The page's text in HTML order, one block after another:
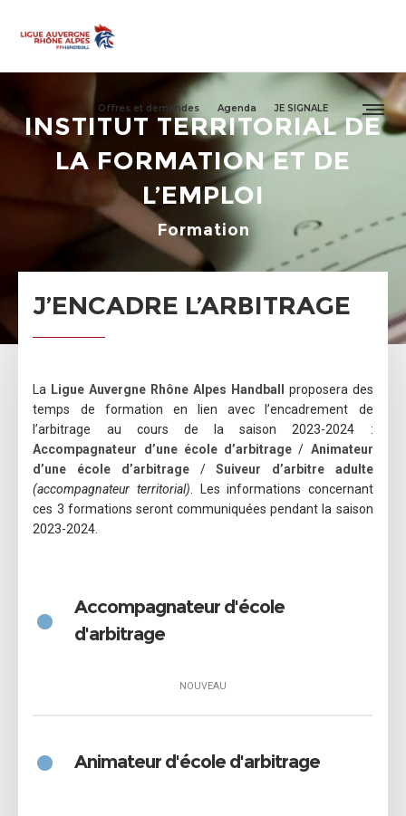
Offres et demandes Agenda JE SIGNALE
INSTITUT TERRITORIAL DE
LA FORMATION ET DE
L’EMPLOI
Formation
J’ENCADRE L’ARBITRAGE
La Ligue Auvergne Rhône Alpes Handball
proposera des
temps de formation en lien avec l’encadrement de
l’arbitrage au cours de la saison 2023-2024 :
Accompagnateur d’une école d’arbitrage / Animateur
d’une école d’arbitrage/Suiveur d’arbitre adulte
(accompagnateur territorial). Les informations concernant
ces 3 formations seront communiquées pendant la saison
2023-2024.
•
Accompagnateur d'école
d'arbitrage
NOUVEAU
• Animateur d'école d'arbitrage